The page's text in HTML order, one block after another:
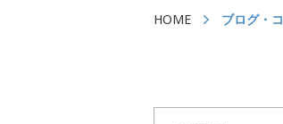
HOME ブログ・